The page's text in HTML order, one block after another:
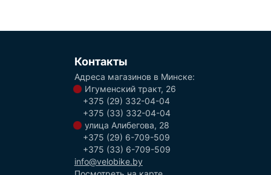
Контакты
Адреса магазинов в Минске:
Игуменский тракт, 26
+375 (29) 332-04-04
+375 (33) 332-04-04
улица Алибегова, 28
+375 (29) 6-709-509
+375 (33) 6-709-509
info@velobike.by